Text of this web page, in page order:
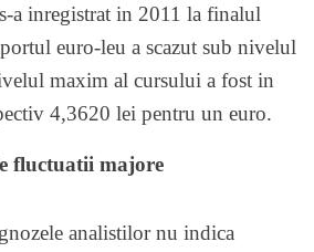
a inregistrat in 2011 la finalul
euro-leu a scazut sub nivelul
maxim al cursului a fost in
4,3620 lei pentru un euro.
fluctuatii majore
analistilor nu indica